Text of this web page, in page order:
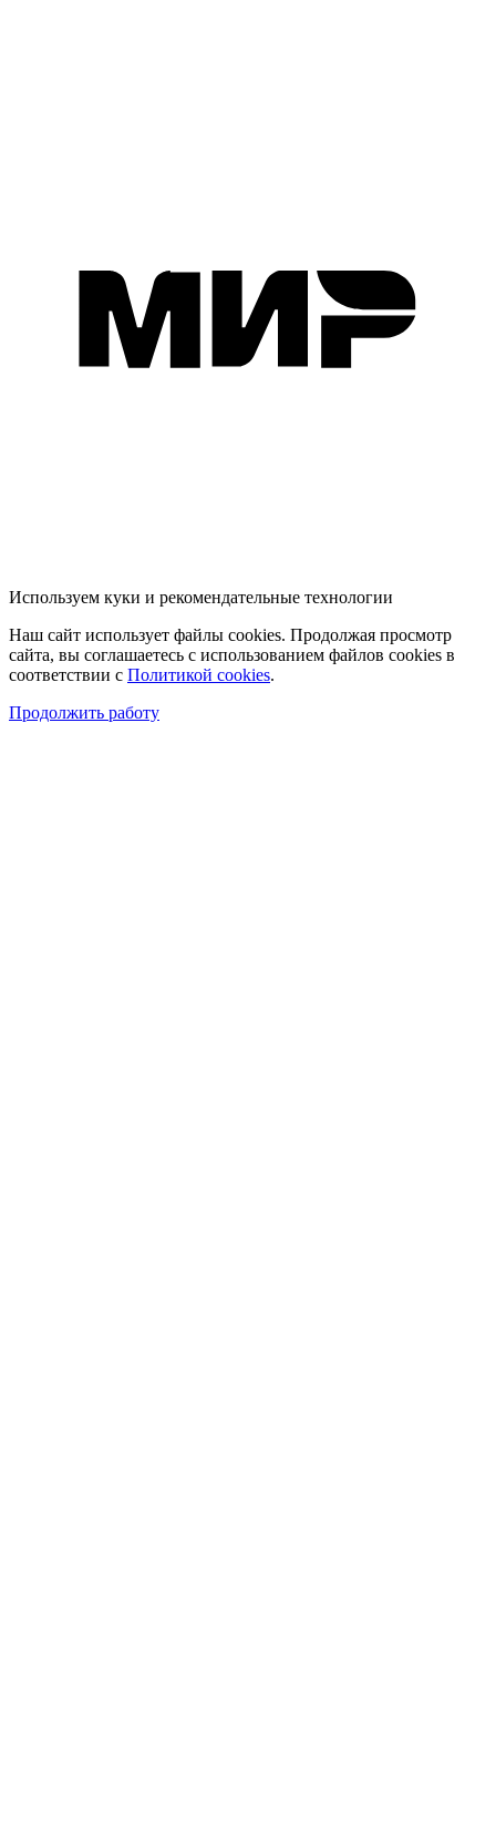
Используем куки и рекомендательные технологии
Наш сайт использует файлы cookies. Продолжая просмотр
сайта, вы соглашаетесь с использованием файлов cookies в
соответствии с Политикой cookies.
Продолжить работу